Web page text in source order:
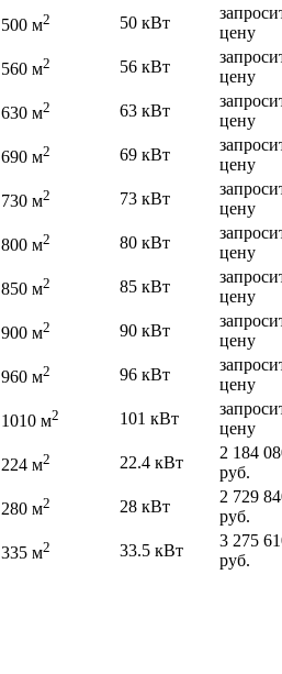
500 м2 50 кВт
цену
560 м2 56 кВт
цену
630 м2 63 кВт
цену
690 м2 69 кВт
цену
730 м2 73 кВт
цену
800 м2 80 кВт
цену
850 м2 85 кВт
цену
900 м2 90 кВт
цену
960 м2 96 кВт
цену
1010 м2 101 кВт
цену
224 м2 22.4 кВт
2 184
руб.
280 м2 28 кВт
2 729
руб.
335 м2 33.5 кВт
3 275
руб.